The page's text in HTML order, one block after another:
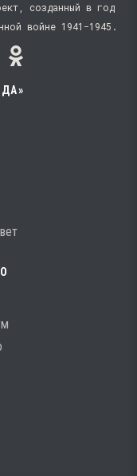
созданный в год
войне 1941−1945.